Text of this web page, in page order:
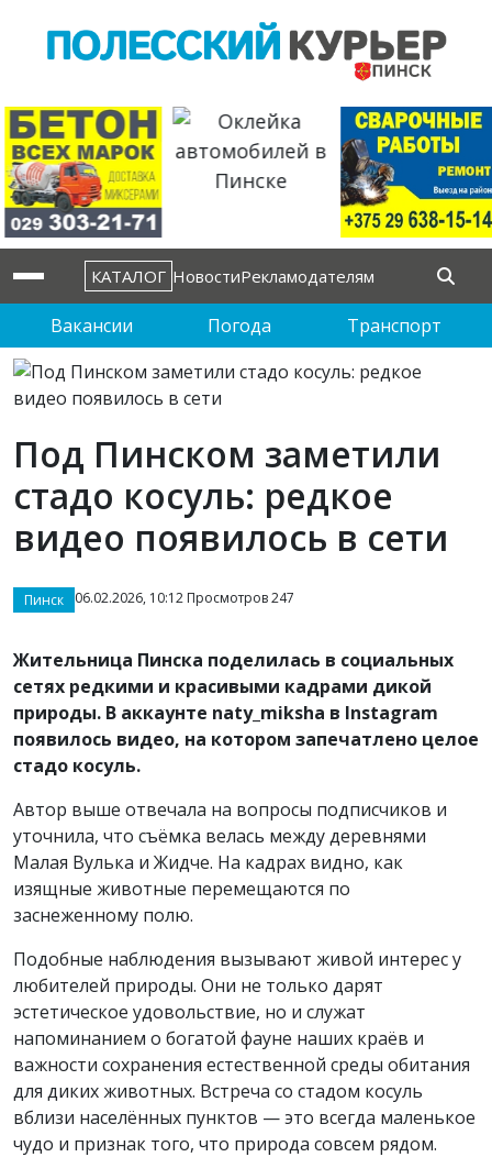
КАТАЛОГ НовостиРекламодателям
Вакансии Погода Транспорт
Под Пинском заметили
стадо косуль: редкое
видео появилось в сети
Пинск 06.02.2026, 10:12 Просмотров 247
Жительница Пинска поделилась в социальных
сетях редкими и красивыми кадрами дикой
природы. В аккаунте naty_miksha в Instagram
появилось видео, на котором запечатлено целое
стадо косуль.
Автор выше отвечала на вопросы подписчиков и
уточнила, что съёмка велась между деревнями
Малая Вулька и Жидче. На кадрах видно, как
изящные животные перемещаются по
заснеженному полю.
Подобные наблюдения вызывают живой интерес у
любителей природы. Они не только дарят
эстетическое удовольствие, но и служат
напоминанием о богатой фауне наших краёв и
важности сохранения естественной среды обитания
для диких животных. Встреча со стадом косуль
вблизи населённых пунктов — это всегда маленькое
чудо и признак того, что природа совсем рядом.